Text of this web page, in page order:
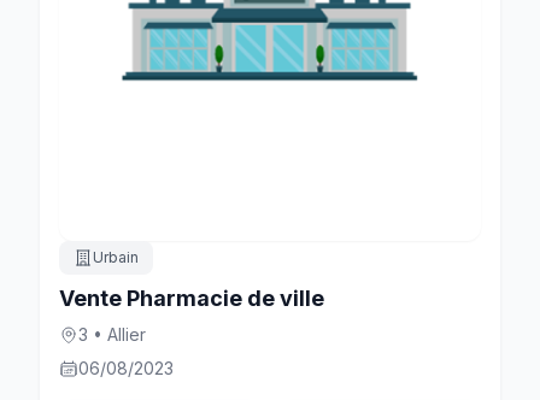
Urbain
Vente Pharmacie de ville
3 • Allier
06/08/2023